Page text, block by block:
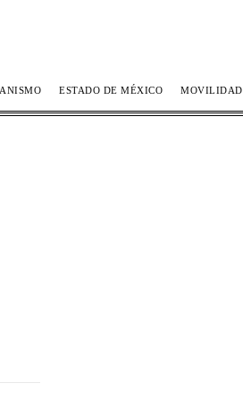
ESTADO DE MÉXICO MOVILIDAD